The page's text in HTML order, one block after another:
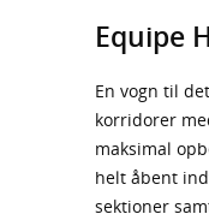
Equipe
En vogn til
korridorer
maksimal
helt åbent
sektioner